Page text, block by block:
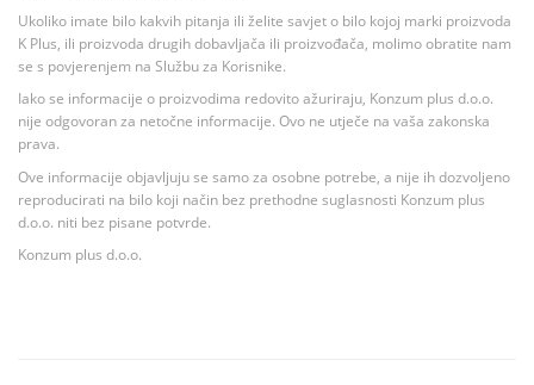
Ukoliko imate bilo kakvih pitanja ili želite savjet o bilo kojoj marki proizvoda
K Plus, ili proizvoda drugih dobavljača ili proizvođača, molimo obratite nam
se s povjerenjem na Službu za Korisnike.
Iako se informacije o proizvodima redovito ažuriraju, Konzum plus d.o.o.
nije odgovoran za netočne informacije. Ovo ne utječe na vaša zakonska
prava.
Ove informacije objavljuju se samo za osobne potrebe, a nije ih dozvoljeno
reproducirati na bilo koji način bez prethodne suglasnosti Konzum plus
d.o.o. niti bez pisane potvrde.
Konzum plus d.o.o.